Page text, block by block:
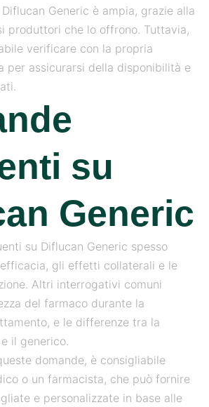
Generic è ampia, grazie alla
produttori che lo offrono. Tuttavia,
verificare con la propria
per assicurarsi della disponibilità e
su
Generic
su Diflucan Generic spesso
gli effetti collaterali e le
Altri interrogativi comuni
del farmaco durante la
e le differenze tra la
il generico.
domande, è consigliabile
o un farmacista, che può fornire
e personalizzate in base alle